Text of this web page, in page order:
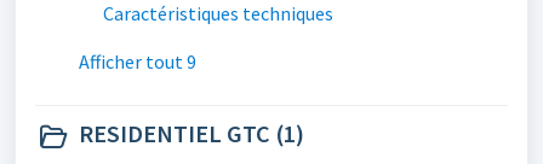
Caractéristiques techniques
Afficher tout 9
RESIDENTIEL GTC (1)